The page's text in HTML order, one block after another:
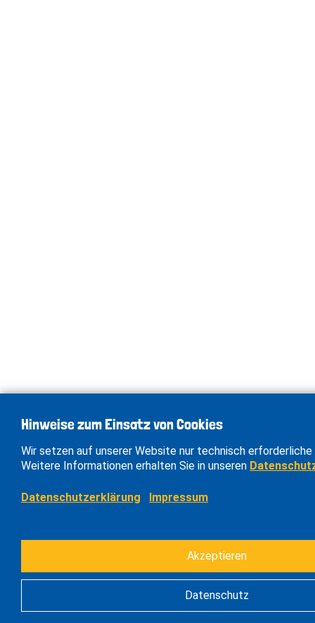
Hinweise zum Einsatz von Cookies
Wir setzen auf unserer Website nur technisch erforderliche
Weitere Informationen erhalten Sie in unseren
Datenschutzerklärung Impressum
Akzeptieren
Datenschutz